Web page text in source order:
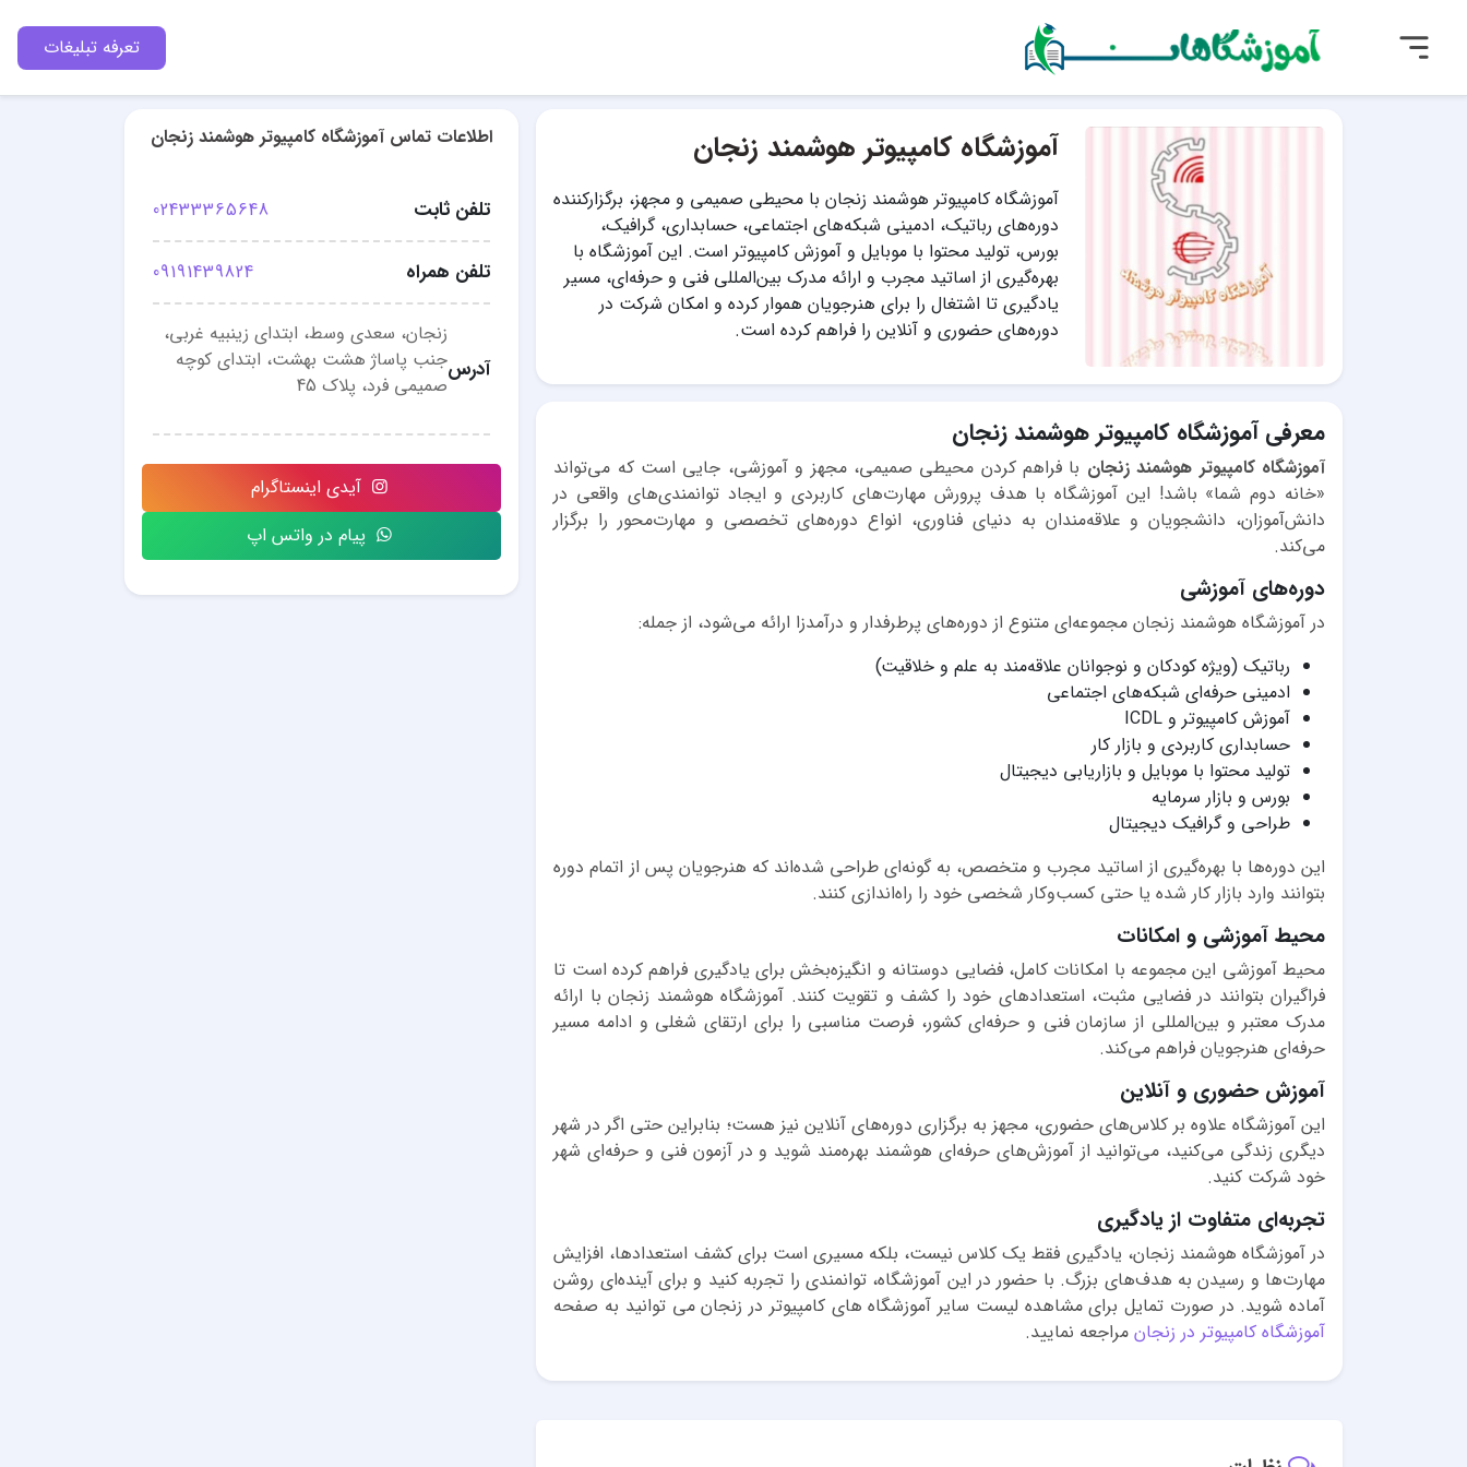
تعرفه تبلیغات
آموزشگاه کامپیوتر هوشمند زنجان
آموزشگاه کامپیوتر هوشمند زنجان با محیطی صمیمی و مجهز، برگزارکننده
دوره‌های رباتیک، ادمینی شبکه‌های اجتماعی، حسابداری، گرافیک،
بورس، تولید محتوا با موبایل و آموزش کامپیوتر است. این آموزشگاه با
بهره‌گیری از اساتید مجرب و ارائه مدرک بین‌المللی فنی و حرفه‌ای، مسیر
یادگیری تا اشتغال را برای هنرجویان هموار کرده و امکان شرکت در
دوره‌های حضوری و آنلاین را فراهم کرده است.
معرفی آموزشگاه کامپیوتر هوشمند زنجان
آموزشگاه کامپیوتر هوشمند زنجان با فراهم کردن محیطی صمیمی، مجهز و آموزشی، جایی است که می‌تواند
«خانه دوم شما» باشد! این آموزشگاه با هدف پرورش مهارت‌های کاربردی و ایجاد توانمندی‌های واقعی در
دانش‌آموزان، دانشجویان و علاقه‌مندان به دنیای فناوری، انواع دوره‌های تخصصی و مهارت‌محور را برگزار
می‌کند.
دوره‌های آموزشی
در آموزشگاه هوشمند زنجان مجموعه‌ای متنوع از دوره‌های پرطرفدار و درآمدزا ارائه می‌شود، از جمله:
رباتیک (ویژه کودکان و نوجوانان علاقه‌مند به علم و خلاقیت)
ادمینی حرفه‌ای شبکه‌های اجتماعی
آموزش کامپیوتر و ICDL
حسابداری کاربردی و بازار کار
تولید محتوا با موبایل و بازاریابی دیجیتال
بورس و بازار سرمایه
طراحی و گرافیک دیجیتال
این دوره‌ها با بهره‌گیری از اساتید مجرب و متخصص، به گونه‌ای طراحی شده‌اند که هنرجویان پس از اتمام دوره
بتوانند وارد بازار کار شده یا حتی کسب‌وکار شخصی خود را راه‌اندازی کنند.
محیط آموزشی و امکانات
محیط آموزشی این مجموعه با امکانات کامل، فضایی دوستانه و انگیزه‌بخش برای یادگیری فراهم کرده است تا
فراگیران بتوانند در فضایی مثبت، استعدادهای خود را کشف و تقویت کنند. آموزشگاه هوشمند زنجان با ارائه
مدرک معتبر و بین‌المللی از سازمان فنی و حرفه‌ای کشور، فرصت مناسبی را برای ارتقای شغلی و ادامه مسیر
حرفه‌ای هنرجویان فراهم می‌کند.
آموزش حضوری و آنلاین
این آموزشگاه علاوه بر کلاس‌های حضوری، مجهز به برگزاری دوره‌های آنلاین نیز هست؛ بنابراین حتی اگر در شهر
دیگری زندگی می‌کنید، می‌توانید از آموزش‌های حرفه‌ای هوشمند بهره‌مند شوید و در آزمون فنی و حرفه‌ای شهر
خود شرکت کنید.
تجربه‌ای متفاوت از یادگیری
در آموزشگاه هوشمند زنجان، یادگیری فقط یک کلاس نیست، بلکه مسیری است برای کشف استعدادها، افزایش
مهارت‌ها و رسیدن به هدف‌های بزرگ. با حضور در این آموزشگاه، توانمندی را تجربه کنید و برای آینده‌ای روشن
آماده شوید. در صورت تمایل برای مشاهده لیست سایر آموزشگاه های کامپیوتر در زنجان می توانید به صفحه
آموزشگاه کامپیوتر در زنجان مراجعه نمایید.
اطلاعات تماس آموزشگاه کامپیوتر هوشمند زنجان
تلفن ثابت 02433365648
تلفن همراه 09191439824
آدرس
زنجان، سعدی وسط، ابتدای زینبیه غربی،
جنب پاساژ هشت بهشت، ابتدای کوچه
صمیمی فرد، پلاک 45
آیدی اینستاگرام
پیام در واتس اپ